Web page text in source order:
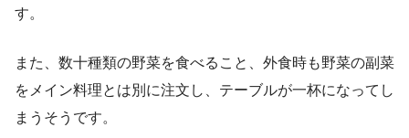
す。
また、数十種類の野菜を食べること、外食時も野菜の副菜
をメイン料理とは別に注文し、テーブルが一杯になってし
まうそうです。